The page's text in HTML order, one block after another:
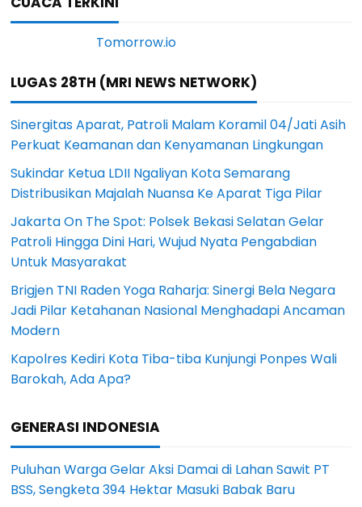
LUGAS 28TH (MRI NEWS NETWORK)
Sinergitas Aparat, Patroli Malam Koramil 04/Jati Asih
Perkuat Keamanan dan Kenyamanan Lingkungan
Sukindar Ketua LDII Ngaliyan Kota Semarang
Distribusikan Majalah Nuansa Ke Aparat Tiga Pilar
Jakarta On The Spot: Polsek Bekasi Selatan Gelar
Patroli Hingga Dini Hari, Wujud Nyata Pengabdian
Untuk Masyarakat
Brigjen TNI Raden Yoga Raharja: Sinergi Bela Negara
Jadi Pilar Ketahanan Nasional Menghadapi Ancaman
Modern
Kapolres Kediri Kota Tiba-tiba Kunjungi Ponpes Wali
Barokah, Ada Apa?
GENERASI INDONESIA
Puluhan Warga Gelar Aksi Damai di Lahan Sawit PT
BSS, Sengketa 394 Hektar Masuki Babak Baru